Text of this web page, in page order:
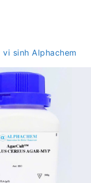
sinh Alphachem